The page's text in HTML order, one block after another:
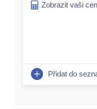
Zobrazit vaši
Přidat do